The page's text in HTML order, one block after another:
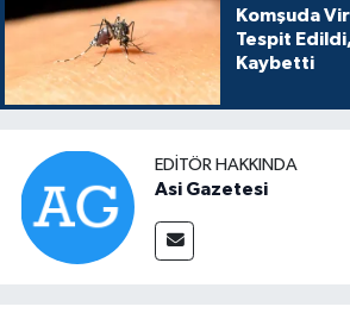
Komşuda
Tespit Edildi,
Kaybetti
EDITÖR HAKKINDA
Asi Gazetesi